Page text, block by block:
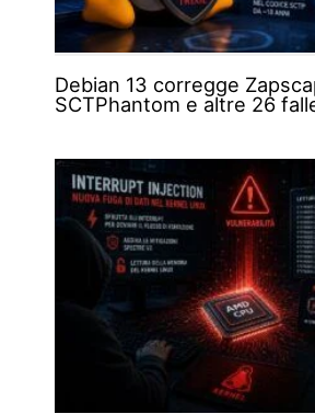
Debian 13 corregge
SCTPhantom e altre 26